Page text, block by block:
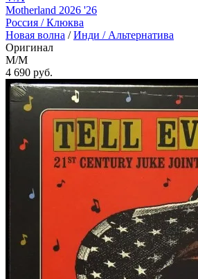
Motherland 2026 '26
Россия /Клюква
Новая волна /Инди / Альтернатива
Оригинал
M/M
4 690 руб.